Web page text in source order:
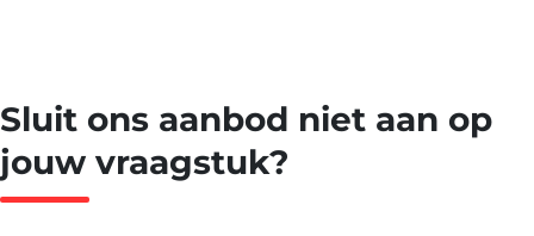
Sluit ons aanbod niet aan op
jouw vraagstuk?